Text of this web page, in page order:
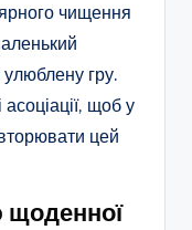
чищення
гру.
щоб у
цей
щоденної